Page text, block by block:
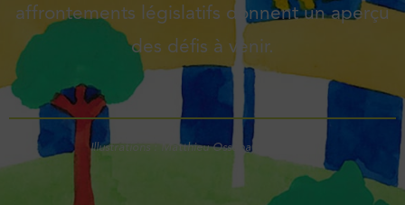
affrontements législatifs donnent un aperçu
des défis à venir.
Illustrations : Matthieu Ossona de Mendez